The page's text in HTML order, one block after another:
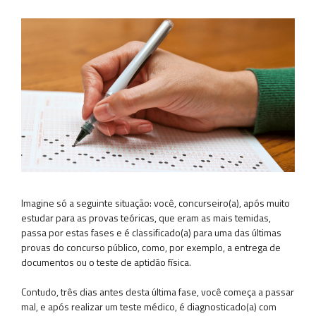
Imagine só a seguinte situação: você, concurseiro(a), após muito
estudar para as provas teóricas, que eram as mais temidas,
passa por estas fases e é classificado(a) para uma das últimas
provas do concurso público, como, por exemplo, a entrega de
documentos ou o teste de aptidão física.
Contudo, três dias antes desta última fase, você começa a passar
mal, e após realizar um teste médico, é diagnosticado(a) com